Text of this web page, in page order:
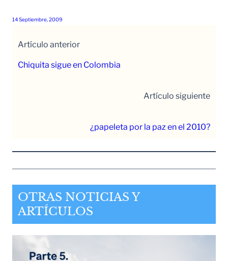
14 Septiembre, 2009
Artículo anterior
Chiquita sigue en Colombia
Artículo siguiente
¿papeleta por la paz en el 2010?
OTRAS NOTICIAS Y
ARTÍCULOS